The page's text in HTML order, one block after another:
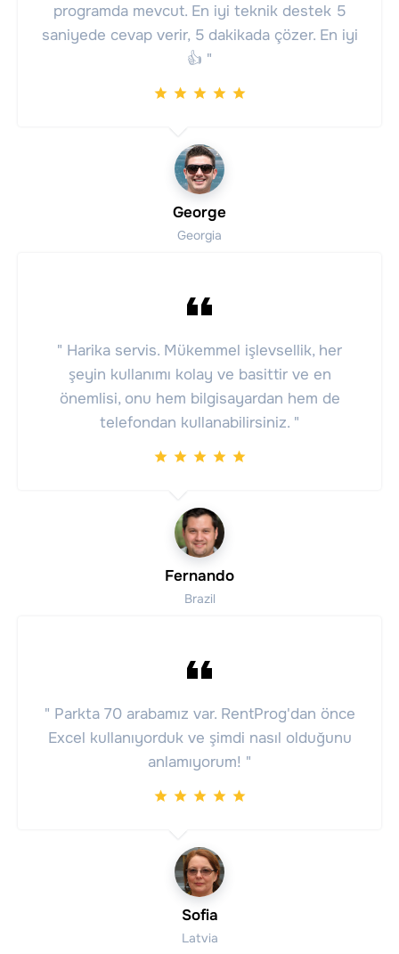
programda mevcut. En iyi teknik destek 5
saniyede cevap verir, 5 dakikada çözer. En iyi
👍 "
George
Georgia
" Harika servis. Mükemmel işlevsellik, her
şeyin kullanımı kolay ve basittir ve en
önemlisi, onu hem bilgisayardan hem de
telefondan kullanabilirsiniz. "
Fernando
Brazil
" Parkta 70 arabamız var. RentProg'dan önce
Excel kullanıyorduk ve şimdi nasıl olduğunu
anlamıyorum! "
Sofia
Latvia